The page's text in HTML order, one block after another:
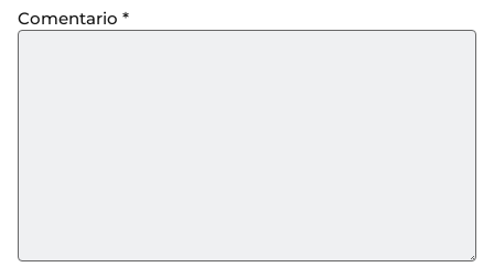
Comentario *